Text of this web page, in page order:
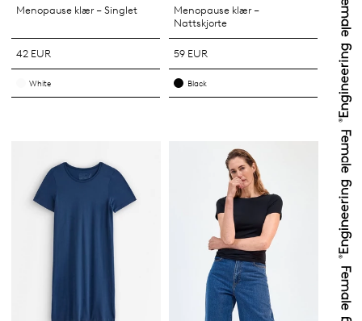
Menopause klær – Singlet
42 EUR
White
Menopause klær –
Nattskjorte
59 EUR
Black